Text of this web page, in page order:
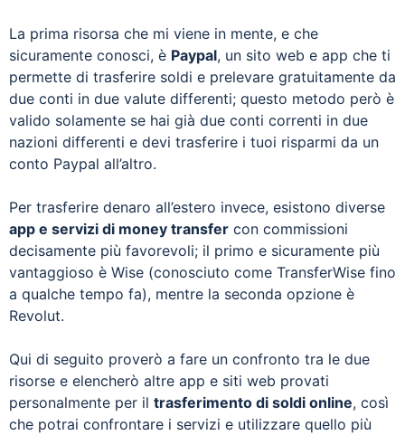
La prima risorsa che mi viene in mente, e che
sicuramente conosci, è Paypal, un sito web e app che ti
permette di trasferire soldi e prelevare gratuitamente da
due conti in due valute differenti; questo metodo però è
valido solamente se hai già due conti correnti in due
nazioni differenti e devi trasferire i tuoi risparmi da un
conto Paypal all’altro.
Per trasferire denaro all’estero invece, esistono diverse
app e servizi di money transfer con commissioni
decisamente più favorevoli; il primo e sicuramente più
vantaggioso è Wise (conosciuto come TransferWise fino
a qualche tempo fa), mentre la seconda opzione è
Revolut.
Qui di seguito proverò a fare un confronto tra le due
risorse e elencherò altre app e siti web provati
personalmente per il trasferimento di soldi online, così
che potrai confrontare i servizi e utilizzare quello più